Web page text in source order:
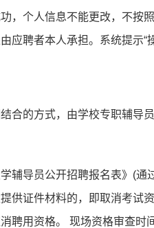
，个人信息不能更改，不按
聘者本人承担。系统提示“
合的方式，由学校专职辅导
辅导员公开招聘报名表》(通
供证件材料的，即取消考试
聘用资格。 现场资格审查时